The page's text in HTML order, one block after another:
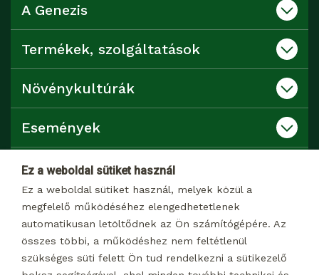
Ez a weboldal sütiket használ
Ez a weboldal sütiket használ, melyek közül a
megfelelő működéséhez elengedhetetlenek
automatikusan letöltődnek az Ön számítógépére. Az
összes többi, a működéshez nem feltétlenül
szükséges süti felett Ön tud rendelkezni a sütikezelő
A Genezis
Termékek, szolgáltatások
Növénykultúrák
Események
Katalógusok
Kapcsolat
Dokumentumtár